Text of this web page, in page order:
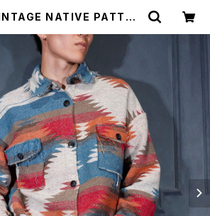
NATIVE PATTER
メリカ古着ネイティブ柄デザ
ルシャツジャケット | Titti
Vintage